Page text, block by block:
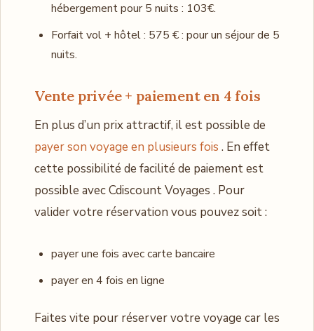
hébergement pour 5 nuits : 103€.
Forfait vol + hôtel : 575 € : pour un séjour de 5
nuits.
Vente privée + paiement en 4 fois
En plus d’un prix attractif, il est possible de
payer son voyage en plusieurs fois . En effet
cette possibilité de facilité de paiement est
possible avec Cdiscount Voyages . Pour
valider votre réservation vous pouvez soit :
payer une fois avec carte bancaire
payer en 4 fois en ligne
Faites vite pour réserver votre voyage car les